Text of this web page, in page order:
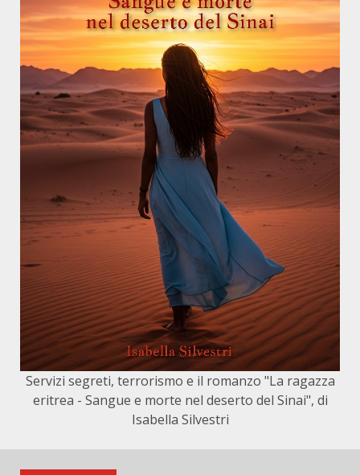
Servizi segreti, terrorismo e il romanzo "La ragazza
eritrea - Sangue e morte nel deserto del Sinai", di
Isabella Silvestri